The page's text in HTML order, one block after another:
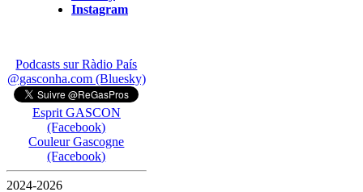
Instagram
Podcasts sur Ràdio País
@gasconha.com (Bluesky)
Esprit GASCON
(Facebook)
Couleur Gascogne
(Facebook)
2024-2026